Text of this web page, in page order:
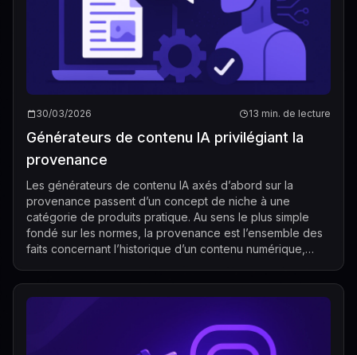
30/03/2026 13 min. de lecture
Générateurs de contenu IA privilégiant la
provenance
Les générateurs de contenu IA axés d’abord sur la
provenance passent d’un concept de niche à une
catégorie de produits pratique. Au sens le plus simple
fondé sur les normes, la provenance est l’ensemble des
faits concernant l’historique d’un contenu numérique,